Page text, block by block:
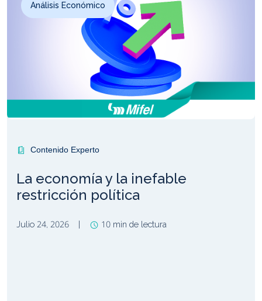
Análisis Económico
Contenido Experto
La economía y la inefable
restricción política
Julio 24, 2026 | 10 min de lectura